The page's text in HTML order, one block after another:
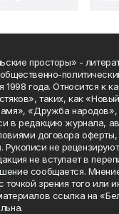
просторы» -
1998 года. Относится к
таких, как
«Дружба народов»,
в редакцию журнала,
договора
. Рукописи не
не вступает в
сообщается.
точкой зрения того или
ссылка на